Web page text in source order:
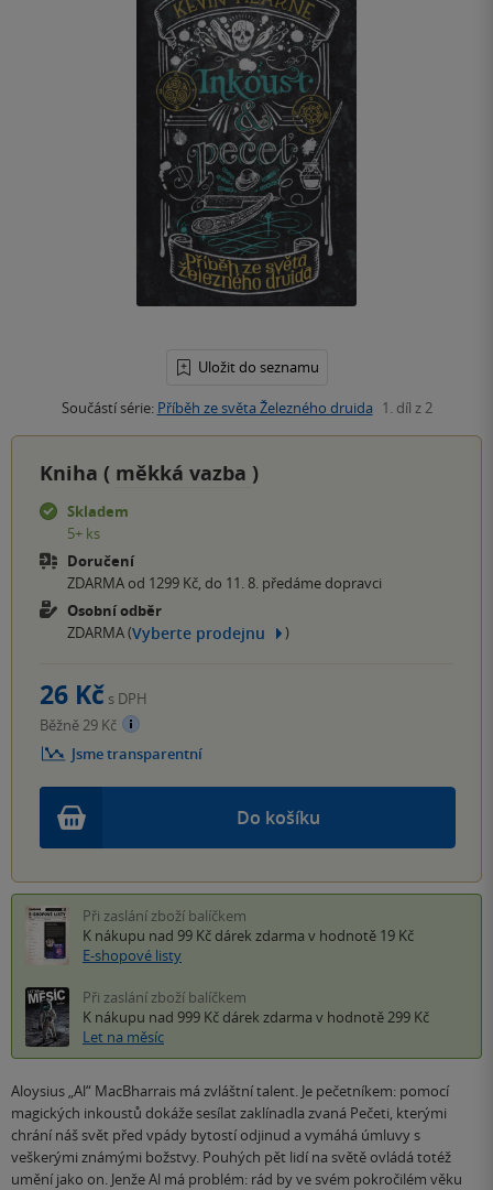
Uložit do seznamu
Součástí série: Příběh ze světa Železného druida 1. díl z 2
Kniha ( měkká vazba )
Skladem
5+ ks
Doručení
ZDARMA od 1299 Kč, do 11. 8. předáme dopravci
Osobní odběr
ZDARMA (Vyberte prodejnu )
Do košíku
26 Kč s DPH
Běžně 29 Kč
Jsme transparentní
Při zaslání zboží balíčkem
K nákupu nad 99 Kč dárek zdarma v hodnotě 19 Kč
E-shopové listy
Při zaslání zboží balíčkem
K nákupu nad 999 Kč dárek zdarma v hodnotě 299 Kč
Let na měsíc
Aloysius „Al“ MacBharrais má zvláštní talent. Je pečetníkem: pomocí
magických inkoustů dokáže sesílat zaklínadla zvaná Pečeti, kterými
chrání náš svět před vpády bytostí odjinud a vymáhá úmluvy s
veškerými známými božstvy. Pouhých pět lidí na světě ovládá totéž
umění jako on. Jenže Al má problém: rád by ve svém pokročilém věku